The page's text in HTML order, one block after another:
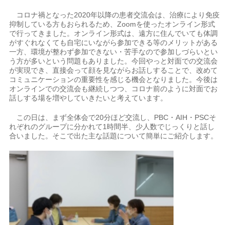
コロナ禍となった2020年以降の患者交流会は、治療により免疫
抑制している方もおられるため、Zoomを使ったオンライン形式
で行ってきました。オンライン形式は、遠方に住んでいても体調
がすぐれなくても自宅にいながら参加できる等のメリットがある
一方、環境が整わず参加できない・苦手なので参加しづらいとい
う方が多いという問題もありました。今回やっと対面での交流会
が実現でき、直接会って顔を見ながらお話しすることで、改めて
コミュニケーションの重要性を感じる機会となりました。今後は
オンラインでの交流会も継続しつつ、コロナ前のように対面でお
話しする場を増やしていきたいと考えています。
この日は、まず全体会で20分ほど交流し、PBC・AIH・PSCそ
れぞれのグループに分かれて1時間半、少人数でじっくりと話し
合いました。そこで出た主な話題について簡単にご紹介します。